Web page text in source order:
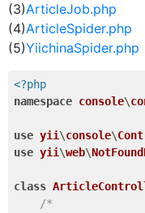
(3)ArticleJob.php
(4)ArticleSpider.php
(5)YiichinaSpider.php
<?php
namespace console\
use yii\console\
use yii\web\
class
/*